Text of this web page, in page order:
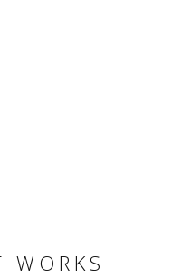
WORKS